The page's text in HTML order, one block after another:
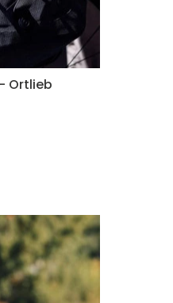
Ortlieb